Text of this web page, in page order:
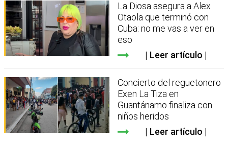
La Diosa asegura a Alex
Otaola que terminó con
Cuba: no me vas a ver en
eso
Leer artículo
Concierto del reguetonero
Exen La Tiza en
Guantánamo finaliza con
niños heridos
Leer artículo